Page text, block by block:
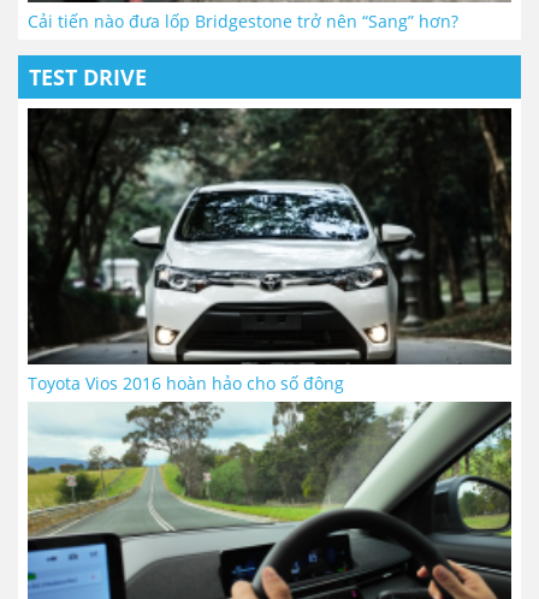
Cải tiến nào đưa lốp Bridgestone trở nên “Sang” hơn?
TEST DRIVE
Toyota Vios 2016 hoàn hảo cho số đông